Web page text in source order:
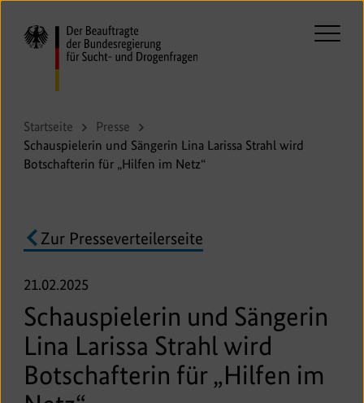
Direkt
Seiteninhalt
Startseite
Presse
Schauspielerin und Sängerin Lina Larissa Strahl wird
Botschafterin für „Hilfen im Netz“
Zur Presseverteilerseite
21.02.2025
Schauspielerin und Sängerin
Lina Larissa Strahl wird
Botschafterin für „Hilfen im